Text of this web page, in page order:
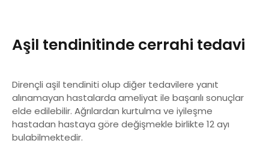
Aşil tendinitinde cerrahi tedavi
Dirençli aşil tendiniti olup diğer tedavilere yanıt
alınamayan hastalarda ameliyat ile başarılı sonuçlar
elde edilebilir. Ağrılardan kurtulma ve iyileşme
hastadan hastaya göre değişmekle birlikte 12 ayı
bulabilmektedir.